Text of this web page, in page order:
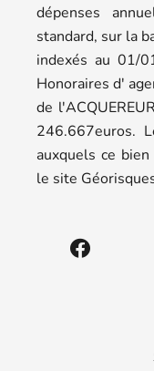
dépenses
standard, sur la
indexés au 01/
Honoraires d'
de
246.667euros.
auxquels ce
le site